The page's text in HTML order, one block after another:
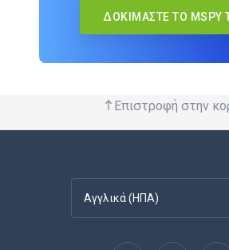
ΔΟΚΙΜΆΣΤΕ ΤΟ MSPY
Επιστροφή στην
Αγγλικά (ΗΠΑ)